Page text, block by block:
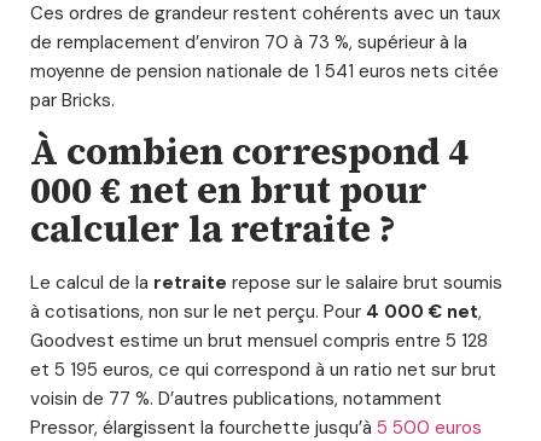
Ces ordres de grandeur restent cohérents avec un taux
de remplacement d’environ 70 à 73 %, supérieur à la
moyenne de pension nationale de 1 541 euros nets citée
par Bricks.
À combien correspond 4
000 € net en brut pour
calculer la retraite ?
Le calcul de la retraite repose sur le salaire brut soumis
à cotisations, non sur le net perçu. Pour 4 000 € net,
Goodvest estime un brut mensuel compris entre 5 128
et 5 195 euros, ce qui correspond à un ratio net sur brut
voisin de 77 %. D’autres publications, notamment
Pressor, élargissent la fourchette jusqu’à 5 500 euros